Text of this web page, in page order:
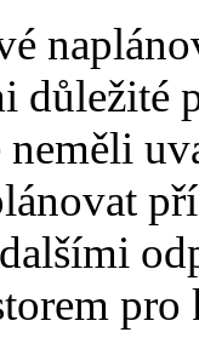
důležité
neměli